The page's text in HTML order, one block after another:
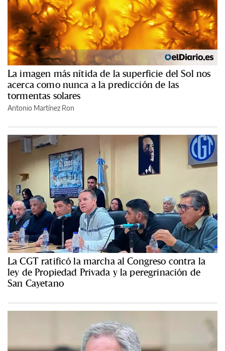
La imagen más nítida de la superficie del Sol nos
acerca como nunca a la predicción de las
tormentas solares
Antonio Martínez Ron
La CGT ratificó la marcha al Congreso contra la
ley de Propiedad Privada y la peregrinación de
San Cayetano